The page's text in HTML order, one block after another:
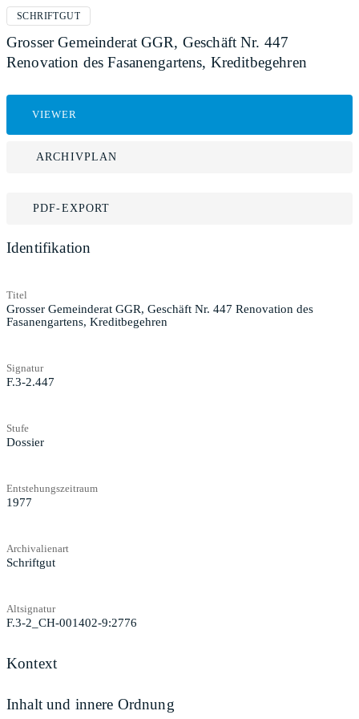
SCHRIFTGUT
Grosser Gemeinderat GGR, Geschäft Nr. 447
Renovation des Fasanengartens, Kreditbegehren
VIEWER
ARCHIVPLAN
PDF-EXPORT
Identifikation
Titel
Grosser Gemeinderat GGR, Geschäft Nr. 447 Renovation des
Fasanengartens, Kreditbegehren
Signatur
F.3-2.447
Stufe
Dossier
Entstehungszeitraum
1977
Archivalienart
Schriftgut
Altsignatur
F.3-2_CH-001402-9:2776
Kontext
Inhalt und innere Ordnung